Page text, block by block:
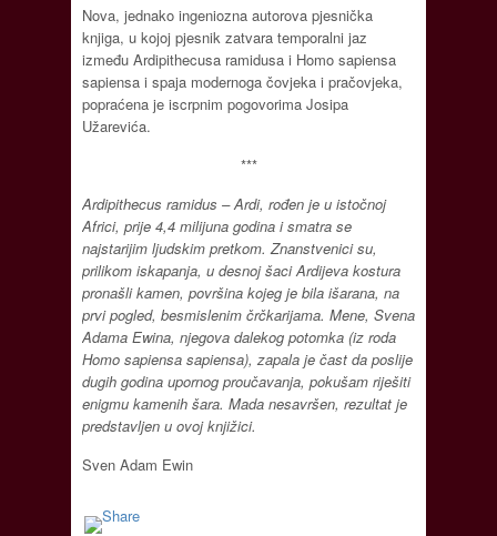
Nova, jednako ingeniozna autorova pjesnička
knjiga, u kojoj pjesnik zatvara temporalni jaz
između Ardipithecusa ramidusa i Homo sapiensa
sapiensa i spaja modernoga čovjeka i pračovjeka,
popraćena je iscrpnim pogovorima Josipa
Užarevića.
***
Ardipithecus ramidus – Ardi, rođen je u istočnoj
Africi, prije 4,4 milijuna godina i smatra se
najstarijim ljudskim pretkom. Znanstvenici su,
prilikom iskapanja, u desnoj šaci Ardijeva kostura
pronašli kamen, površina kojeg je bila išarana, na
prvi pogled, besmislenim črčkarijama. Mene, Svena
Adama Ewina, njegova dalekog potomka (iz roda
Homo sapiensa sapiensa), zapala je čast da poslije
dugih godina upornog proučavanja, pokušam riješiti
enigmu kamenih šara. Mada nesavršen, rezultat je
predstavljen u ovoj knjižici.
Sven Adam Ewin